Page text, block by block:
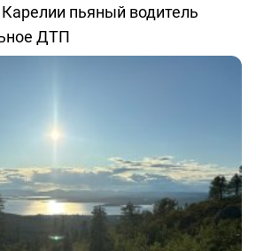
пьяный водитель
ДТП